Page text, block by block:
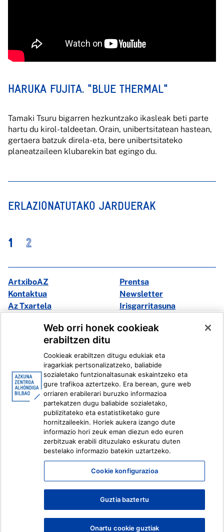
HARUKA FUJITA. "BLUE THERMAL"
Tamaki Tsuru bigarren hezkuntzako ikasleak beti parte
hartu du kirol-taldeetan. Orain, unibertsitatean hastean,
gertaera batzuk direla-eta, bere unibertsitateko
planeatzaileen klubarekin bat egingo du.
ERLAZIONATUTAKO JARDUERAK
1 2
ArtxiboAZ
Prentsa
Kontaktua
Newsletter
Az Txartela
Irisgarritasuna
Instagram
Youtube
Linkedin
Ivoox
Lege informazioa Barneko Informazio Sistema
Web orri honek cookieak
erabiltzen ditu
Cookieak erabiltzen ditugu edukiak eta
iragarkiak pertsonalizatzeko, baliabide
sozialetako funtzionaltasunak eskaintzeko eta
gure trafikoa aztertzeko. Era berean, gure web
orriaren erabilerari buruzko informazioa
partekatzen dugu baliabide sozialetako,
publizitateko eta estatistiketako gure
hornitzaileekin. Horiek aukera izango dute
informazio hori zeuk eman diezun edo euren
zerbitzuak erabili dituzulako eskuratu duten
bestelako informazio batekin uztartzeko.
Cookie konfigurazioa
Guztia baztertu
Onartu cookie guztiak